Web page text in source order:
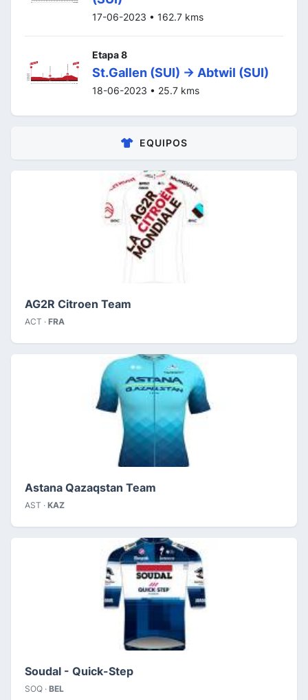
17-06-2023 • 162.7 kms
Etapa 8
St.Gallen (SUI) -> Abtwil (SUI)
18-06-2023 • 25.7 kms
EQUIPOS
AG2R Citroen Team
ACT · FRA
Astana Qazaqstan Team
AST · KAZ
Soudal - Quick-Step
SOQ · BEL